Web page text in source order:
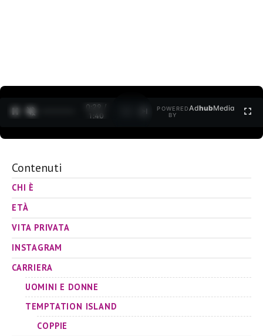
0:30 /
1:40
POWERED
BY
AdhubMedia
Contenuti
CHI È
ETÀ
VITA PRIVATA
INSTAGRAM
CARRIERA
UOMINI E DONNE
TEMPTATION ISLAND
COPPIE